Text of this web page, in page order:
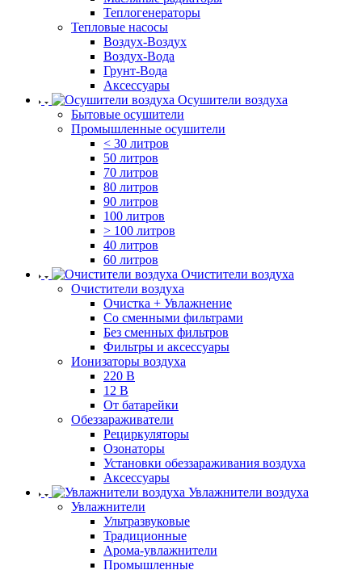
Теплогенераторы
Тепловые насосы
Воздух-Воздух
Воздух-Вода
Грунт-Вода
Аксессуары
Осушители воздуха
Бытовые осушители
Промышленные осушители
< 30 литров
50 литров
70 литров
80 литров
90 литров
100 литров
> 100 литров
40 литров
60 литров
Очистители воздуха
Очистители воздуха
Очистка + Увлажнение
Cо сменными фильтрами
Без сменных фильтров
Фильтры и аксессуары
Ионизаторы воздуха
220 В
12 В
От батарейки
Обеззараживатели
Рециркуляторы
Озонаторы
Установки обеззараживания воздуха
Аксессуары
Увлажнители воздуха
Увлажнители
Ультразвуковые
Традиционные
Арома-увлажнители
Промышленные